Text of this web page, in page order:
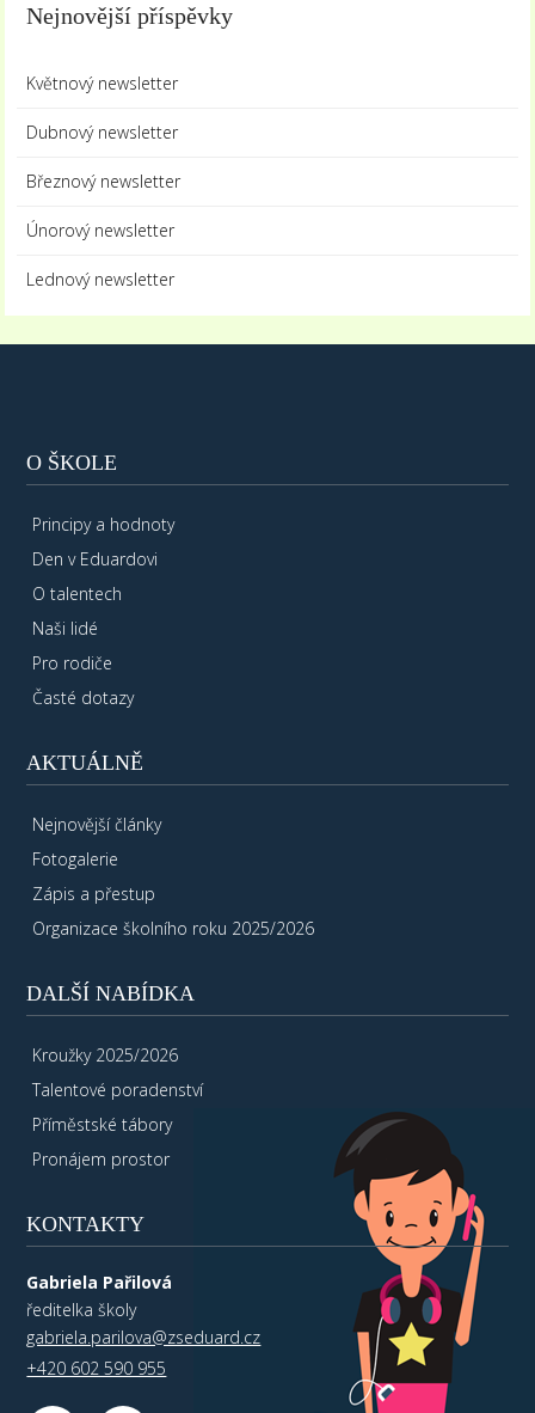
Nejnovější příspěvky
Květnový newsletter
Dubnový newsletter
Březnový newsletter
Únorový newsletter
Lednový newsletter
O ŠKOLE
Principy a hodnoty
Den v Eduardovi
O talentech
Naši lidé
Pro rodiče
Časté dotazy
AKTUÁLNĚ
Nejnovější články
Fotogalerie
Zápis a přestup
Organizace školního roku 2025/2026
DALŠÍ NABÍDKA
Kroužky 2025/2026
Talentové poradenství
Příměstské tábory
Pronájem prostor
KONTAKTY
Gabriela Pařilová
ředitelka školy
gabriela.parilova@zseduard.cz
+420 602 590 955